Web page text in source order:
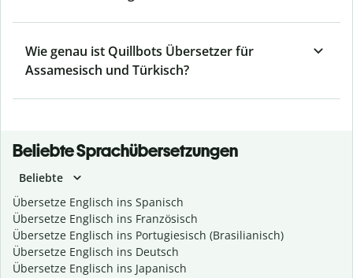
Wie genau ist Quillbots Übersetzer für
Assamesisch und Türkisch?
Beliebte Sprachübersetzungen
Beliebte
Übersetze Englisch ins Spanisch
Übersetze Englisch ins Französisch
Übersetze Englisch ins Portugiesisch (Brasilianisch)
Übersetze Englisch ins Deutsch
Übersetze Englisch ins Japanisch